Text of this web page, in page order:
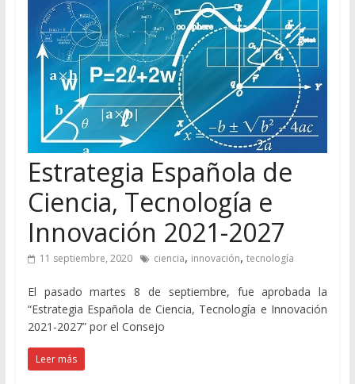
Estrategia Española de
Ciencia, Tecnología e
Innovación 2021-2027
11 septiembre, 2020 ciencia, innovación, tecnología
El pasado martes 8 de septiembre, fue aprobada la
“Estrategia Española de Ciencia, Tecnología e Innovación
2021-2027” por el Consejo
Leer más